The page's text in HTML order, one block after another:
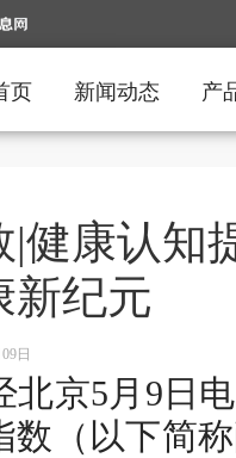
页 新闻动态 产
|健康认知
新纪元
日
北京5月9日
数（以下简